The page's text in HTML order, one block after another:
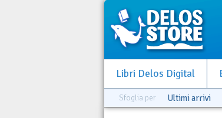
Libri Delos Digital
Sfoglia per Ultimi arrivi